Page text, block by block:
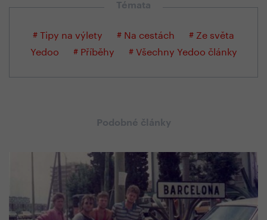
Témata
# Tipy na výlety # Na cestách
# Ze světa
Yedoo
# Příběhy # Všechny Yedoo články
Podobné články